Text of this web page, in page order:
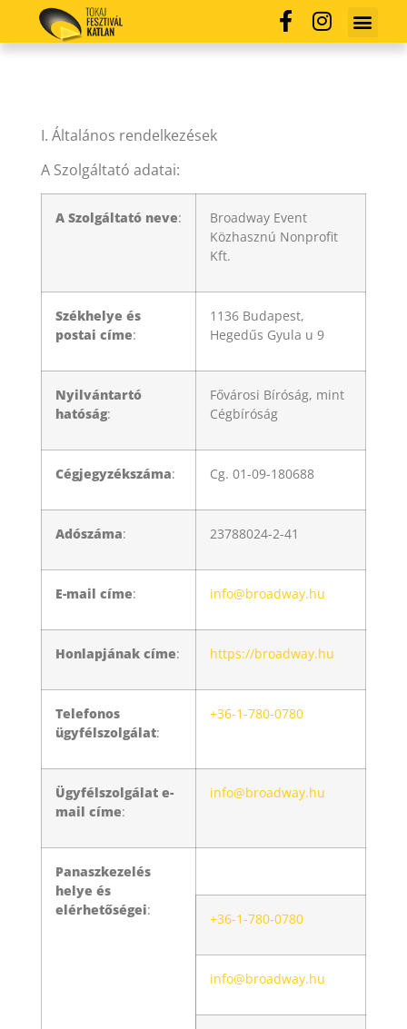
I. Általános rendelkezések
A Szolgáltató adatai:
A Szolgáltató neve:
Broadway Event
Közhasznú Nonprofit
Kft.
Székhelye és
postai címe:
1136 Budapest,
Hegedűs Gyula u 9
Nyilvántartó
hatóság:
Fővárosi Bíróság, mint
Cégbíróság
Cégjegyzékszáma: Cg. 01-09-180688
Adószáma: 23788024-2-41
E-mail címe: info@broadway.hu
Honlapjának címe: https://broadway.hu
Telefonos
ügyfélszolgálat:
+36-1-780-0780
Ügyfélszolgálat e-
mail címe:
info@broadway.hu
Panaszkezelés
helye és
elérhetőségei:
+36-1-780-0780
info@broadway.hu